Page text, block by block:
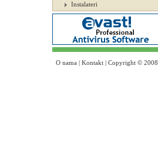
Instalateri
O nama | Kontakt | Copyright © 2008